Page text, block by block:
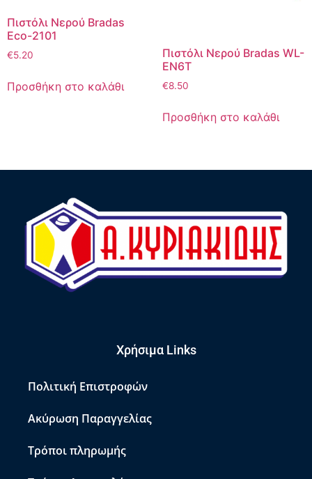
Πιστόλι Νερού Bradas
Eco-2101
€5.20
Προσθήκη στο καλάθι
Πιστόλι Νερού Bradas WL-
EN6T
€8.50
Προσθήκη στο καλάθι
Χρήσιμα Links
Πολιτική Επιστροφών
Ακύρωση Παραγγελίας
Τρόποι πληρωμής